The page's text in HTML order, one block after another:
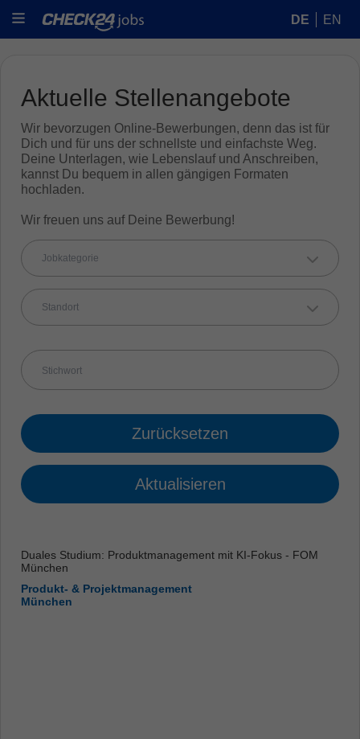
DE EN
Aktuelle Stellenangebote
Wir bevorzugen Online-Bewerbungen, denn das ist für
Dich und für uns der schnellste und einfachste Weg.
Deine Unterlagen, wie Lebenslauf und Anschreiben,
kannst Du bequem in allen gängigen Formaten
hochladen.
Wir freuen uns auf Deine Bewerbung!
Jobkategorie
Standort
Zurücksetzen
Aktualisieren
Duales Studium: Produktmanagement mit KI-Fokus - FOM
München
Produkt- & Projektmanagement
München